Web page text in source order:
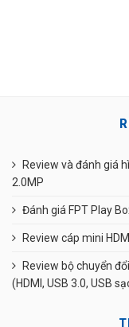
Review và đánh giá
2.0MP
Đánh giá FPT Play
Review cáp mini
Review bộ chuyển
(HDMI, USB 3.0, USB